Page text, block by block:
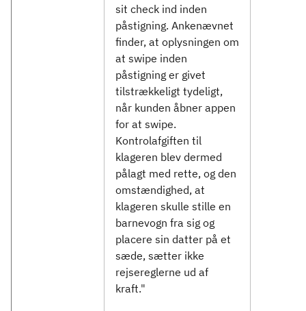
sit check ind inden
påstigning. Ankenævnet
finder, at oplysningen om
at swipe inden
påstigning er givet
tilstrækkeligt tydeligt,
når kunden åbner appen
for at swipe.
Kontrolafgiften til
klageren blev dermed
pålagt med rette, og den
omstændighed, at
klageren skulle stille en
barnevogn fra sig og
placere sin datter på et
sæde, sætter ikke
rejsereglerne ud af
kraft."